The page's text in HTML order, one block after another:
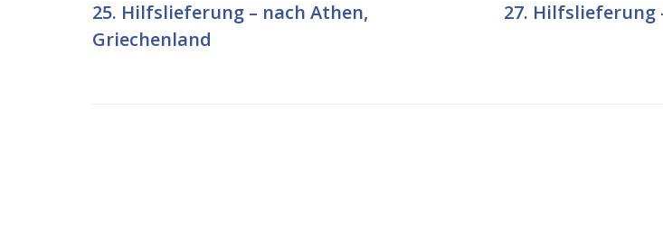
25. Hilfslieferung – nach Athen,
Griechenland
27. Hilfslieferung